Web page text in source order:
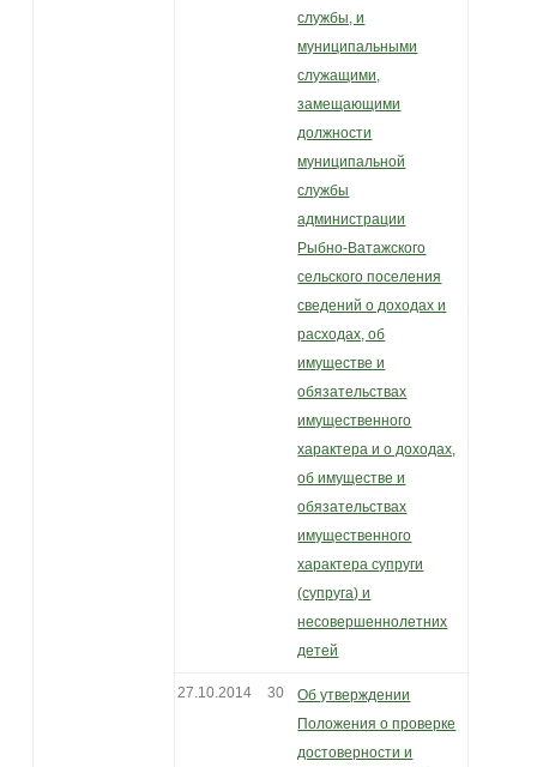
службы, и
муниципальными
служащими,
замещающими
должности
муниципальной
службы
администрации
Рыбно-Ватажского
сельского поселения
сведений о доходах и
расходах, об
имуществе и
обязательствах
имущественного
характера и о доходах,
об имуществе и
обязательствах
имущественного
характера супруги
(супруга) и
несовершеннолетних
детей
27.10.2014 30
Об утверждении
Положения о проверке
достоверности и